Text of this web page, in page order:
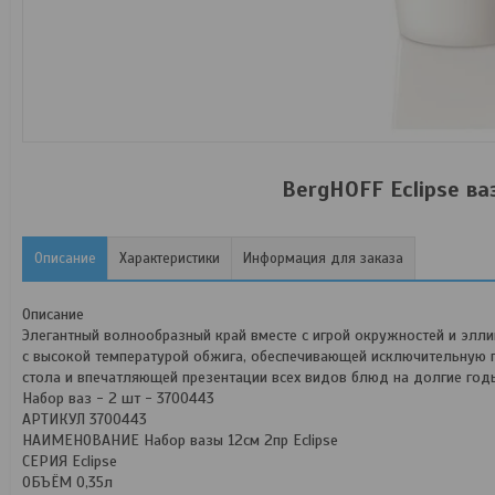
BergHOFF Eclipse
Описание Характеристики Информация для заказа
Описание
Элегантный волнообразный край вместе с игрой окружностей и
с высокой температурой обжига, обеспечивающей исключительную
стола и впечатляющей презентации всех видов блюд на долгие
Набор ваз - 2 шт - 3700443
АРТИКУЛ 3700443
НАИМЕНОВАНИЕ Набор вазы 12см 2пр Eclipse
СЕРИЯ Eclipse
ОБЪЁМ 0,35л